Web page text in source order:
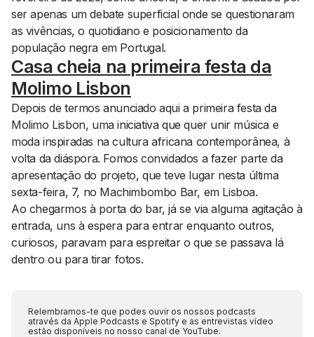
ser apenas um debate superficial onde se questionaram
as vivências, o quotidiano e posicionamento da
população negra em Portugal.
Casa cheia na primeira festa da
Molimo Lisbon
Depois de termos anunciado aqui a primeira festa da
Molimo Lisbon, uma iniciativa que quer unir música e
moda inspiradas na cultura africana contemporânea, à
volta da diáspora. Fomos convidados a fazer parte da
apresentação do projeto, que teve lugar nesta última
sexta-feira, 7, no Machimbombo Bar, em Lisboa.
Ao chegarmos à porta do bar, já se via alguma agitação à
entrada, uns à espera para entrar enquanto outros,
curiosos, paravam para espreitar o que se passava lá
dentro ou para tirar fotos.
Relembramos-te que podes ouvir os nossos podcasts
através da Apple Podcasts e Spotify e as entrevistas vídeo
estão disponíveis no nosso canal de YouTube.